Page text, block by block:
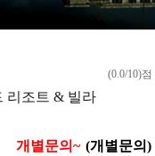
(0.0/10)점
리조트 & 빌라
개별문의~ (개별문의)